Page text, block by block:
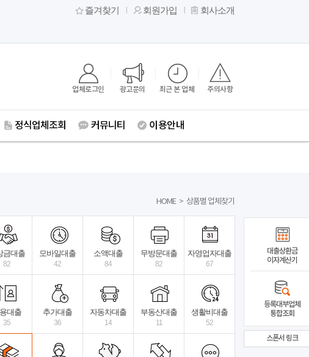
즐겨찾기 회원가입 회사소개
업체로그인 광고문의 최근 본 업체 주의사항
정식업체조회 커뮤니티 이용안내
HOME > 상품별 업체찾기
믿고 연락주세요비대면 빠른진행
전국 뉴스타트대부중개 상세보기
최대 60개월 최대 5000
전국
금대출
82
모바일대출
42
소액대출
84
무방문대출
82
자영업자대출
67
대출
35
추가대출
36
자동차대출
14
부동산대출
11
생활비대출
52
대출상환금
이자계산기
등록대부업체
통합조회
스폰서 링크